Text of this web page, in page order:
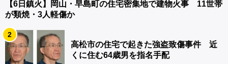
【6日鎮火】岡山・早島町の住宅密集地で建物火事 11世帯
が類焼・3人軽傷か
2
高松市の住宅で起きた強盗致傷事件 近
くに住む64歳男を指名手配